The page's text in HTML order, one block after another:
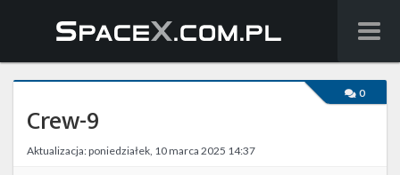
Wiadomości
Baza wiedzy
Starlink
0
Crew-9
Aktualizacja: poniedziałek, 10 marca 2025 14:37